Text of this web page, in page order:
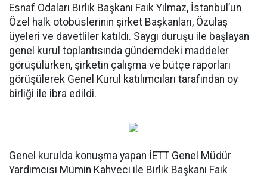
Esnaf Odaları Birlik Başkanı Faik Yılmaz, İstanbul’un
Özel halk otobüslerinin şirket Başkanları, Özulaş
üyeleri ve davetliler katıldı. Saygı duruşu ile başlayan
genel kurul toplantısında gündemdeki maddeler
görüşülürken, şirketin çalışma ve bütçe raporları
görüşülerek Genel Kurul katılımcıları tarafından oy
birliği ile ibra edildi.
Genel kurulda konuşma yapan İETT Genel Müdür
Yardımcısı Mümin Kahveci ile Birlik Başkanı Faik